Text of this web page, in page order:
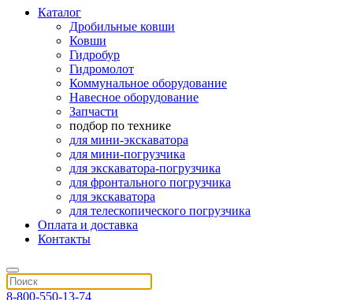
Каталог
Дробильные ковши
Ковши
Гидробур
Гидромолот
Коммунальное оборудование
Навесное оборудование
Запчасти
подбор по технике
для мини-экскаватора
для мини-погрузчика
для экскаватора-погрузчика
для фронтального погрузчика
для экскаватора
для телескопического погрузчика
Оплата и доставка
Контакты
8-800-550-13-74